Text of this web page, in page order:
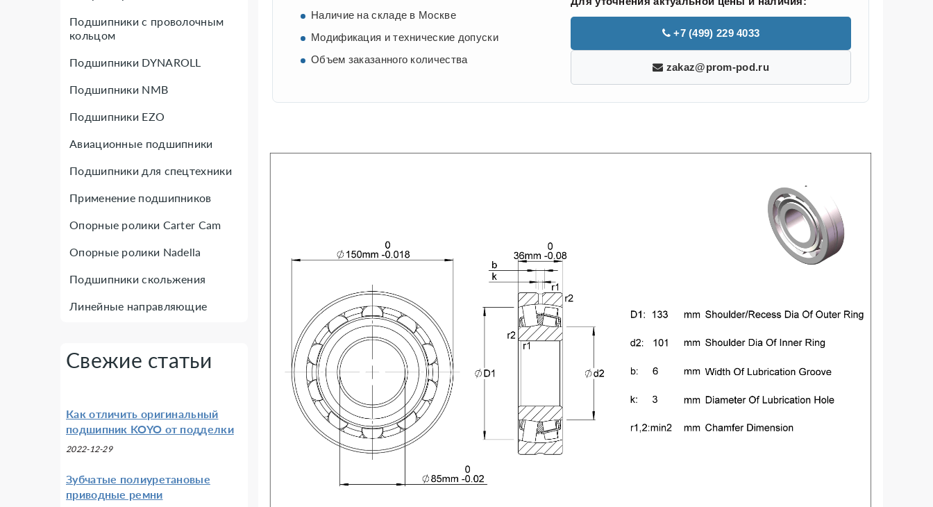
Подшипники с проволочным
кольцом
Подшипники DYNAROLL
Подшипники NMB
Подшипники EZO
Авиационные подшипники
Подшипники для спецтехники
Применение подшипников
Опорные ролики Carter Cam
Опорные ролики Nadella
Подшипники скольжения
Линейные направляющие
Свежие статьи
Как отличить оригинальный
подшипник KOYO от подделки
2022-12-29
Зубчатые полиуретановые
приводные ремни
Наличие на складе в Москве
Модификация и технические допуски
Объем заказанного количества
+7 (499) 229 4033
zakaz@prom-pod.ru